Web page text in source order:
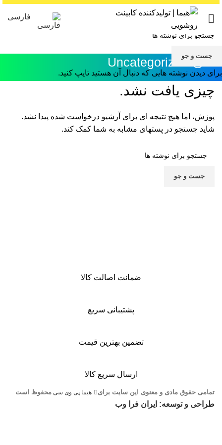
فارسی
Uncategorized @fa
چیزی یافت نشد.
پوزش، اما هیچ نتیجه ای برای آرشیو درخواست شده پیدا نشد.
شاید جستجو در پستهای مشابه به شما کمک کند.
جست و جو
ضمانت اصالت کالا
پشتیبانی سریع
تضمین بهترین قیمت
ارسال سریع کالا
تمامی حقوق مادی و معنوی این سایت برای هیما پی وی سی محفوظ است
طراحی و توسعه: ایران فرا وب
جست و جو
برای دیدن نوشته هایی که دنبال آن هستید تایپ کنید.